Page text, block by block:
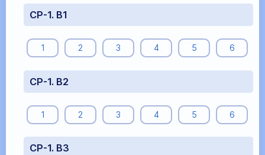
СР-1. В1
1 2 3 4 5 6
СР-1. В2
1 2 3 4 5 6
СР-1. В3